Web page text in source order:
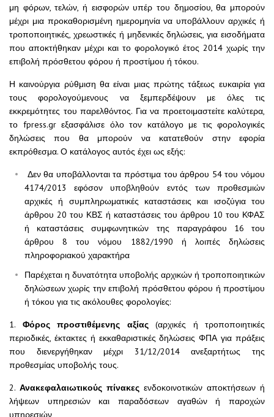
μη φόρων, τελών, ή εισφορών υπέρ του δημοσίου, θα μπορούν
μέχρι μια προκαθορισμένη ημερομηνία να υποβάλλουν αρχικές ή
τροποποιητικές, χρεωστικές ή μηδενικές δηλώσεις, για εισοδήματα
που αποκτήθηκαν μέχρι και το φορολογικό έτος 2014 χωρίς την
επιβολή πρόσθετου φόρου ή προστίμου ή τόκου.
Η καινούργια ρύθμιση θα είναι μιας πρώτης τάξεως ευκαιρία για
τους φορολογούμενους να ξεμπερδέψουν με όλες τις
εκκρεμότητες του παρελθόντος. Για να προετοιμαστείτε καλύτερα,
το fpress.gr εξασφάλισε όλο τον κατάλογο με τις φορολογικές
δηλώσεις που θα μπορούν να κατατεθούν στην εφορία
εκπρόθεσμα. Ο κατάλογος αυτός έχει ως εξής:
Δεν θα υποβάλλονται τα πρόστιμα του άρθρου 54 του νόμου
4174/2013 εφόσον υποβληθούν εντός των προθεσμιών
αρχικές ή συμπληρωματικές καταστάσεις και ισοζύγια του
άρθρου 20 του ΚΒΣ ή καταστάσεις του άρθρου 10 του ΚΦΑΣ
ή καταστάσεις συμφωνητικών της παραγράφου 16 του
άρθρου 8 του νόμου 1882/1990 ή λοιπές δηλώσεις
πληροφοριακού χαρακτήρα
Παρέχεται η δυνατότητα υποβολής αρχικών ή τροποποιητικών
δηλώσεων χωρίς την επιβολή πρόσθετου φόρου ή προστίμου
ή τόκου για τις ακόλουθες φορολογίες:
1. Φόρος προστιθέμενης αξίας(αρχικές ή τροποποιητικές
περιοδικές, έκτακτες ή εκκαθαριστικές δηλώσεις ΦΠΑ για πράξεις
που διενεργήθηκαν μέχρι 31/12/2014 ανεξαρτήτως της
προθεσμίας υποβολής τους.
2. Ανακεφαλαιωτικούς πίνακες ενδοκοινοτικών αποκτήσεων ή
λήψεων υπηρεσιών και παραδόσεων αγαθών ή παροχών
υπηρεσιών